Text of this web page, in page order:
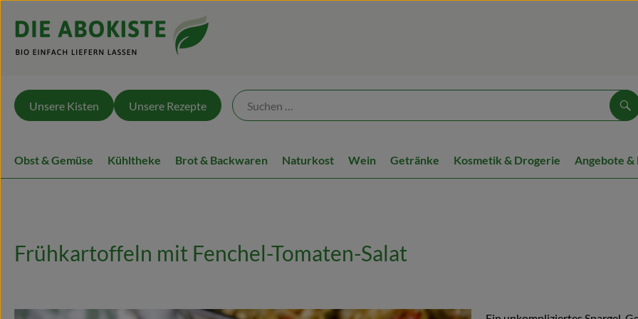
Unsere Kisten Unsere Rezepte
Obst & Gemüse Kühltheke Brot & Backwaren Naturkost Wein Getränke Kosmetik & Drogerie Angebote &
Frühkartoffeln mit Fenchel-Tomaten-Salat